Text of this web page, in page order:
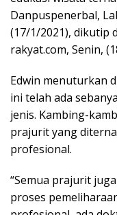
Danpuspenerbal,
(17/1/2021), dikutip
rakyat.com, Senin,
Edwin menuturkan
ini telah ada
jenis. Kambing-
prajurit yang
profesional.
“Semua prajurit
proses